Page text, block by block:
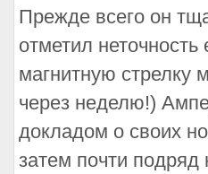
Прежде всего он
отметил
магнитную стрелку
через неделю!)
докладом о своих
затем почти